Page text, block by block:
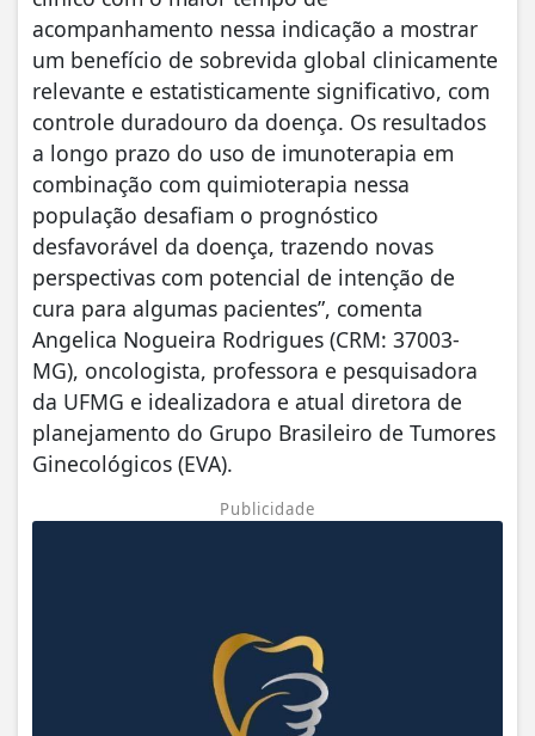
acompanhamento nessa indicação a mostrar
um benefício de sobrevida global clinicamente
relevante e estatisticamente significativo, com
controle duradouro da doença. Os resultados
a longo prazo do uso de imunoterapia em
combinação com quimioterapia nessa
população desafiam o prognóstico
desfavorável da doença, trazendo novas
perspectivas com potencial de intenção de
cura para algumas pacientes”, comenta
Angelica Nogueira Rodrigues (CRM: 37003-
MG), oncologista, professora e pesquisadora
da UFMG e idealizadora e atual diretora de
planejamento do Grupo Brasileiro de Tumores
Ginecológicos (EVA).
Publicidade